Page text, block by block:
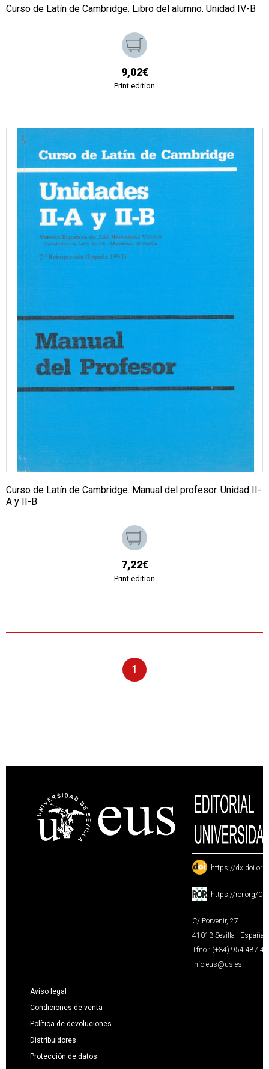
Curso de Latín de Cambridge. Libro del alumno. Unidad IV-B
9,02€
Print edition
Curso de Latín de Cambridge. Manual del profesor. Unidad II-
A y II-B
7,22€
Print edition
1
: https://
: https://ror.org/
C/ Porvenir, 27
41013 Sevilla · España
Tfno.: (+34) 954 487
info-eus@us.es
Aviso legal
Condiciones de venta
Política de devoluciones
Distribuidores
Protección de datos